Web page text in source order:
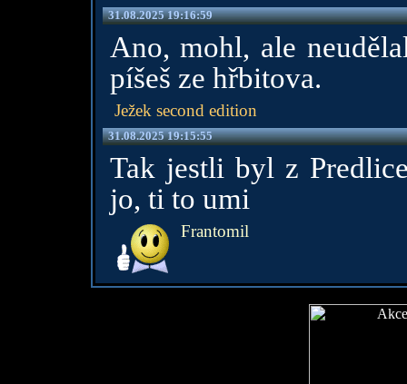
31.08.2025 19:16:59
Ano, mohl, ale
píšeš ze hřbitova.
Ježek second edition
31.08.2025 19:15:55
Tak jestli byl z
jo, ti to umi
Frantomil